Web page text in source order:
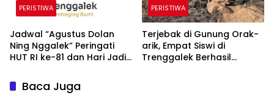
PERISTIWA
Jadwal “Agustus Dolan
Ning Nggalek” Peringati
HUT RI ke-81 dan Hari Jadi
PERISTIWA
Terjebak di Gunung Orak-
arik, Empat Siswi di
Trenggalek Berhasil
Baca Juga